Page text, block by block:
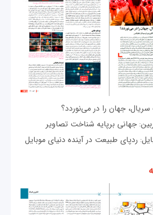
جهان را در می‌نوردد؟
جهانی برپایه شناخت تصاویر
ردپای طبیعت در آینده دنیای موبایل